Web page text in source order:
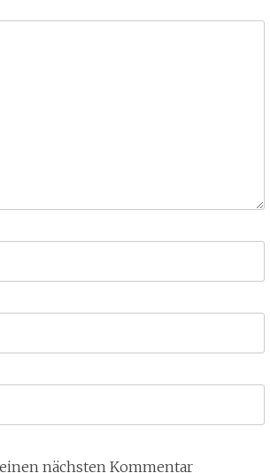
nächsten Kommentar